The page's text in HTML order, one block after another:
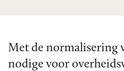
Met de normalisering
nodige voor